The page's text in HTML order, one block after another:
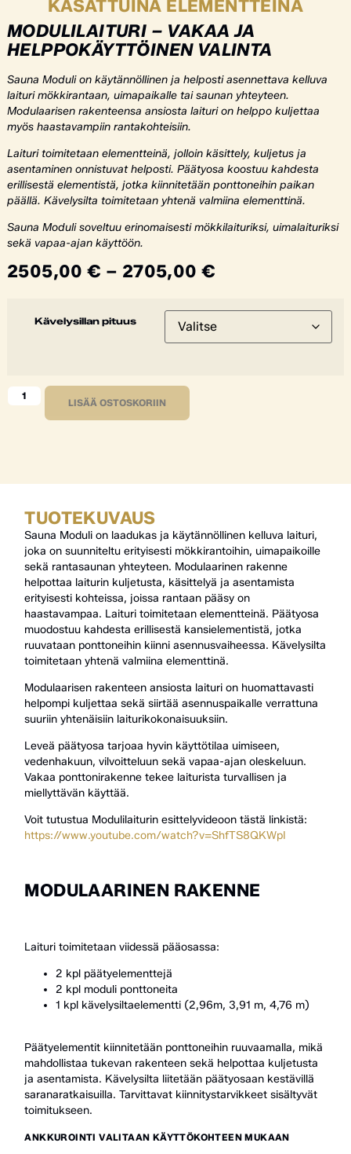
KASATTUINA ELEMENTTEINÄ
MODULILAITURI – VAKAA JA
HELPPOKÄYTTÖINEN VALINTA
Sauna Moduli on käytännöllinen ja helposti asennettava kelluva
laituri mökkirantaan, uimapaikalle tai saunan yhteyteen.
Modulaarisen rakenteensa ansiosta laituri on helppo kuljettaa
myös haastavampiin rantakohteisiin.
Laituri toimitetaan elementteinä, jolloin käsittely, kuljetus ja
asentaminen onnistuvat helposti. Päätyosa koostuu kahdesta
erillisestä elementistä, jotka kiinnitetään ponttoneihin paikan
päällä. Kävelysilta toimitetaan yhtenä valmiina elementtinä.
Sauna Moduli soveltuu erinomaisesti mökkilaituriksi, uimalaituriksi
sekä vapaa-ajan käyttöön.
2505,00€ – 2705,00 €
Kävelysillan pituus
LISÄÄ OSTOSKORIIN
TUOTEKUVAUS
Sauna Moduli on laadukas ja käytännöllinen kelluva laituri,
joka on suunniteltu erityisesti mökkirantoihin, uimapaikoille
sekä rantasaunan yhteyteen. Modulaarinen rakenne
helpottaa laiturin kuljetusta, käsittelyä ja asentamista
erityisesti kohteissa, joissa rantaan pääsy on
haastavampaa. Laituri toimitetaan elementteinä. Päätyosa
muodostuu kahdesta erillisestä kansielementistä, jotka
ruuvataan ponttoneihin kiinni asennusvaiheessa. Kävelysilta
toimitetaan yhtenä valmiina elementtinä.
Modulaarisen rakenteen ansiosta laituri on huomattavasti
helpompi kuljettaa sekä siirtää asennuspaikalle verrattuna
suuriin yhtenäisiin laiturikokonaisuuksiin.
Leveä päätyosa tarjoaa hyvin käyttötilaa uimiseen,
vedenhakuun, vilvoitteluun sekä vapaa-ajan oleskeluun.
Vakaa ponttonirakenne tekee laiturista turvallisen ja
miellyttävän käyttää.
Voit tutustua Modulilaiturin esittelyvideoon tästä linkistä:
https://www.youtube.com/watch?v=ShfTS8QKWpI
MODULAARINEN RAKENNE
Laituri toimitetaan viidessä pääosassa:
2 kpl päätyelementtejä
2 kpl moduli ponttoneita
1 kpl kävelysiltaelementti (2,96m, 3,91 m, 4,76 m)
Päätyelementit kiinnitetään ponttoneihin ruuvaamalla, mikä
mahdollistaa tukevan rakenteen sekä helpottaa kuljetusta
ja asentamista. Kävelysilta liitetään päätyosaan kestävillä
saranaratkaisuilla. Tarvittavat kiinnitystarvikkeet sisältyvät
toimitukseen.
ANKKUROINTI VALITAAN KÄYTTÖKOHTEEN MUKAAN